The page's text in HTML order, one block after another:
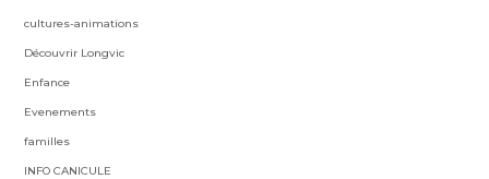
cultures-animations
Découvrir Longvic
Enfance
Evenements
familles
INFO CANICULE